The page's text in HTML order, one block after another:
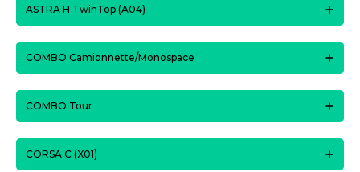
ASTRA H TwinTop (A04)
COMBO Camionnette/Monospace
COMBO Tour
CORSA C (X01)